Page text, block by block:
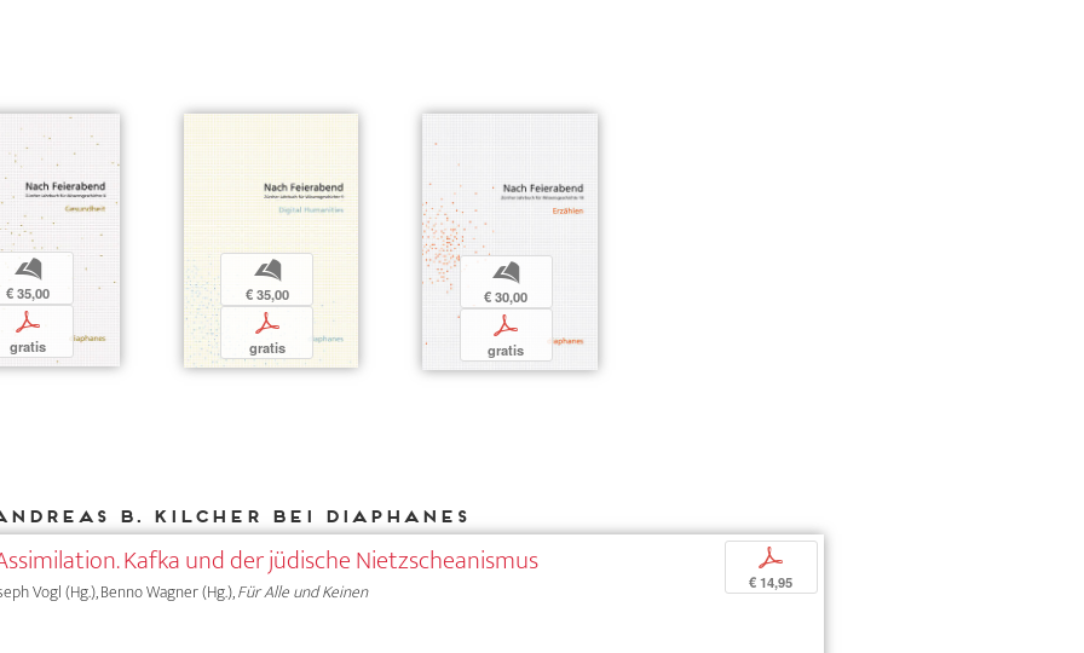
b
€ 35,00
p
gratis
b
€ 35,00
p
gratis
b
€ 30,00
p
gratis
B. Kilcher bei DIAPHANES
Kafka und der jüdische Nietzscheanismus
Vogl (Hg.), Benno Wagner (Hg.),Für Alle und Keinen
p
€ 14,95